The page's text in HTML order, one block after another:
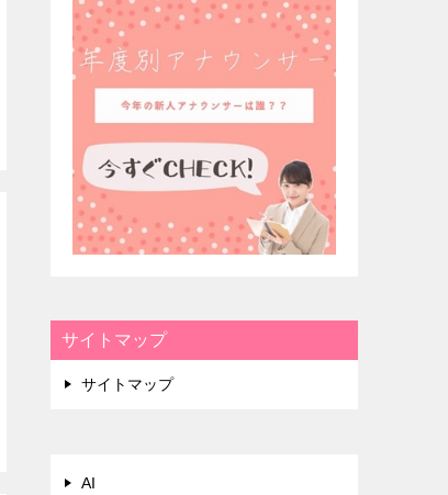
サイトマップ
サイトマップ
AI